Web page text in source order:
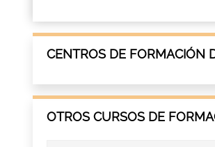
CENTROS DE FORMACIÓN
OTROS CURSOS DE